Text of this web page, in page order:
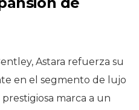
Astara refuerza su
en el segmento de lujo
marca a un